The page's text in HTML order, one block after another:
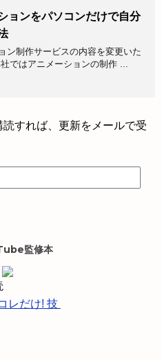
ョンをパソコンだけで自分
ン制作サービスの内容を変更いた
ではアニメーションの制作 ...
すれば、更新をメールで受
監修本
レだけ! 技